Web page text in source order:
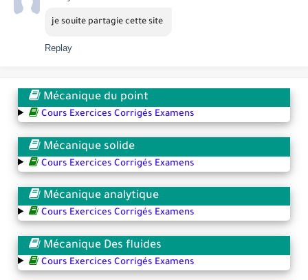
je souite partagie cette site
Replay
Mécanique du point
Cours Exercices Corrigés Examens
Mécanique solide
Cours Exercices Corrigés Examens
Mécanique analytique
Cours Exercices Corrigés Examens
Mécanique Des fluides
Cours Exercices Corrigés Examens